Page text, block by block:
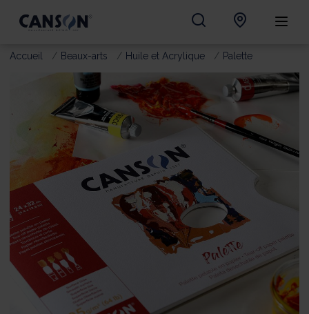
Accueil Beaux-arts Huile et Acrylique Palette